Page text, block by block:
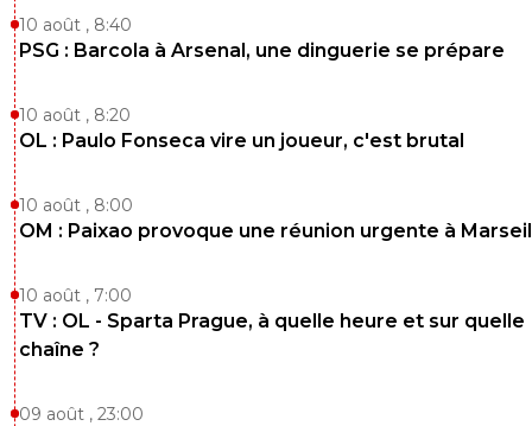
10 août , 8:40
PSG : Barcola à Arsenal, une dinguerie se prépare
10 août , 8:20
OL : Paulo Fonseca vire un joueur, c'est brutal
10 août , 8:00
OM : Paixao provoque une réunion urgente à
10 août , 7:00
TV : OL - Sparta Prague, à quelle heure et sur quelle
chaîne ?
09 août , 23:00